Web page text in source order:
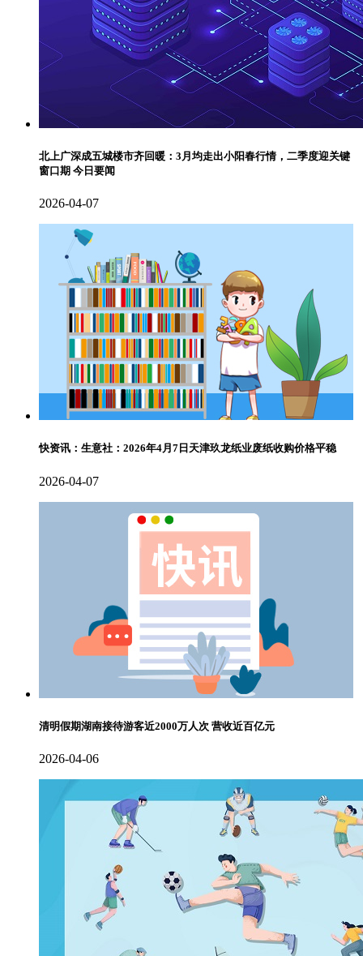
北上广深成五城楼市齐回暖：3月均走出小阳春行情，二季度迎关键
窗口期 今日要闻
2026-04-07
快资讯：生意社：2026年4月7日天津玖龙纸业废纸收购价格平稳
2026-04-07
清明假期湖南接待游客近2000万人次 营收近百亿元
2026-04-06